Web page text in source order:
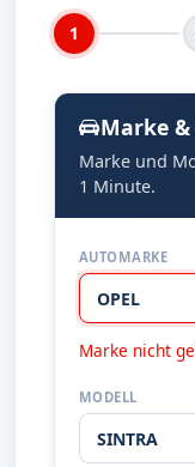
1
Marke
Marke und
1 Minute.
AUTOMARKE
Marke nicht
MODELL